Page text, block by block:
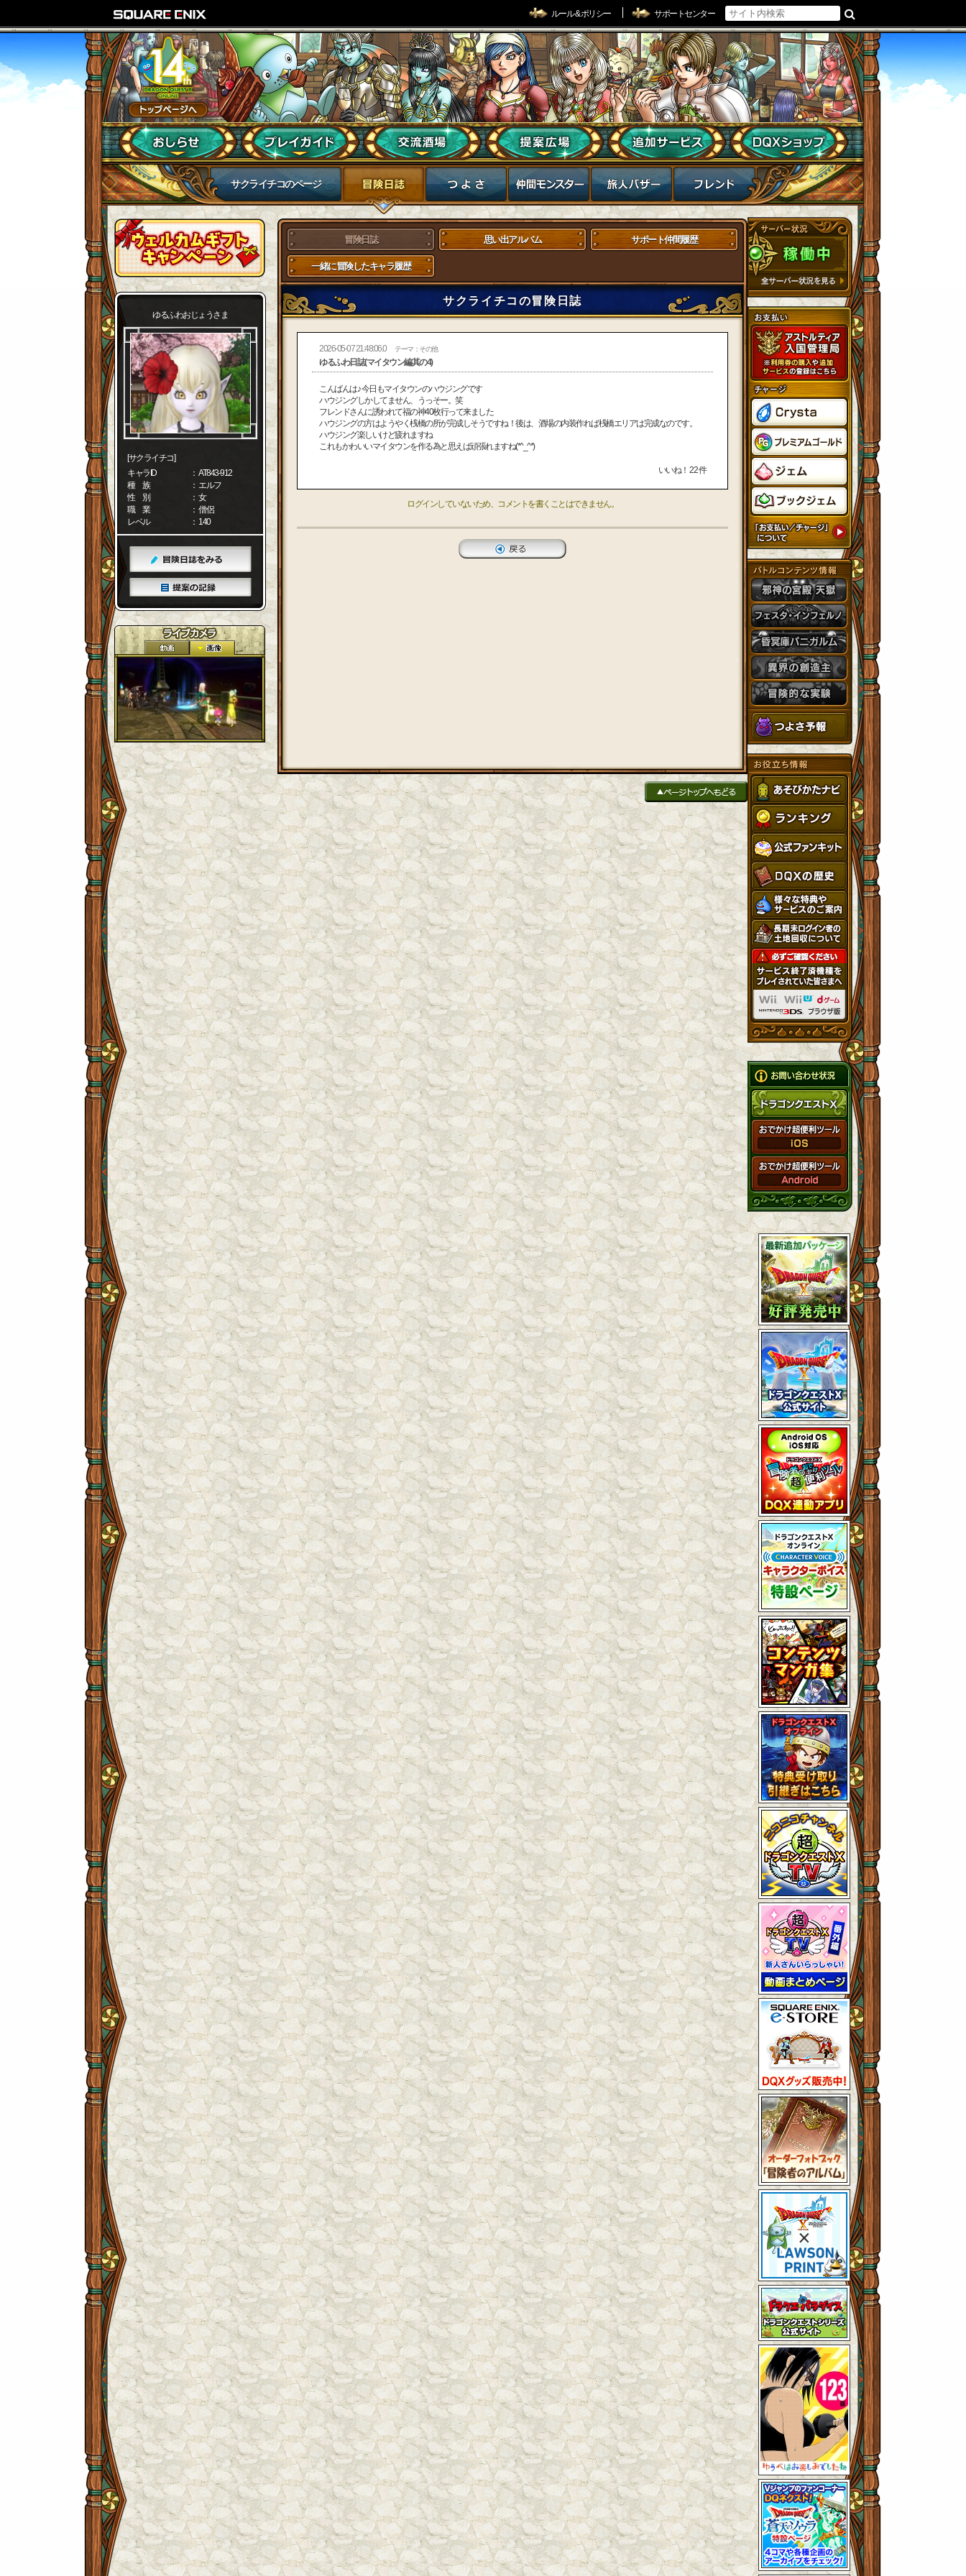
ルール & ポリシー サポートセンター
サクライチコのページ
ゆるふわおじょうさま
[サクライチコ]
キャラID
： AT843-912
種 族
： エルフ
性 別
： 女
職 業
： 僧侶
レベル
： 140
冒険日誌 思い出アルバム サポート仲間履歴
一緒に冒険したキャラ履歴
サクライチコの冒険日誌
2026-05-07 21:48:06.0 テーマ：その他
ゆるふわ日誌(マイタウン編其の4)
こんばんは♪ 今日もマイタウンのハウジングです
ハウジングしかしてません、うっそー。笑
フレンドさんに誘われて福の神40枚行って来ました
ハウジングの方はようやく桟橋の所が完成しそうですね！後は、酒場の内装作れば桟橋エリアは完成なのです。
ハウジング楽しいけど疲れますね
これもかわいいマイタウンを作る為と思えば頑張れますね(*^_^*)
いいね！ 22件
ログインしていないため、コメントを書くことはできません。